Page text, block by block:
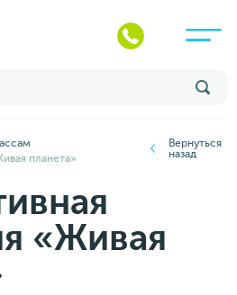
планета»
Вернуться
назад
«Живая